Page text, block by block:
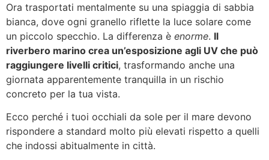
Ora trasportati mentalmente su una spiaggia di sabbia
bianca, dove ogni granello riflette la luce solare come
un piccolo specchio. La differenza è enorme. Il
riverbero marino crea un’esposizione agli UV che può
raggiungere livelli critici, trasformando anche una
giornata apparentemente tranquilla in un rischio
concreto per la tua vista.
Ecco perché i tuoi occhiali da sole per il mare devono
rispondere a standard molto più elevati rispetto a quelli
che indossi abitualmente in città.